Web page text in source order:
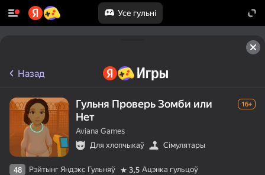
Усе гульні
Назад
Гульня Проверь Зомби или
Нет
16+
Aviana Games
Для хлопчыкаў
Сімулятары
48 Рэйтынг Яндэкс Гульняў 3,5 Ацэнка гульцоў